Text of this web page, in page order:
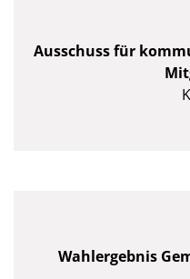
Ausschuss für
Wahlergebnis